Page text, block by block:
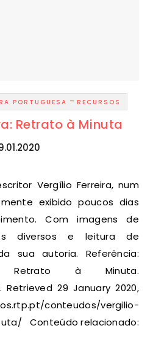
PORTUGUESA - RECURSOS
Retrato à Minuta
exibido poucos dias
Com imagens de
diversos e leitura de
sua autoria. Referência:
Retrato à Minuta.
Retrieved 29 January 2020,
conteudos/vergilio-
Conteúdo relacionado: